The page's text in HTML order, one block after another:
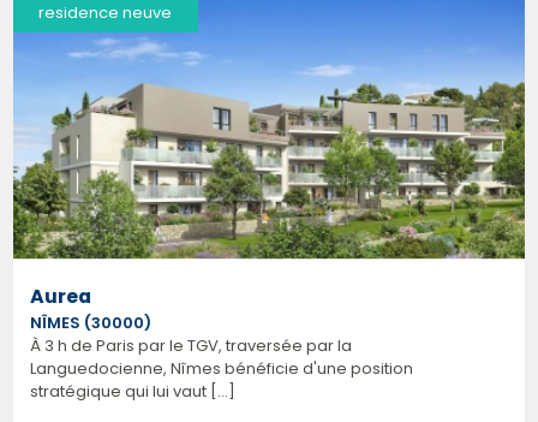
residence neuve
Aurea
NÎMES (30000)
À 3 h de Paris par le TGV, traversée par la
Languedocienne, Nîmes bénéficie d'une position
stratégique qui lui vaut [...]